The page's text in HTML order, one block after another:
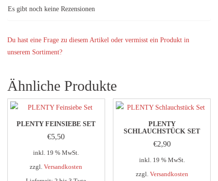
Es gibt noch keine Rezensionen
Du hast eine Frage zu diesem Artikel oder vermisst ein Produkt in
unserem Sortiment?
Ähnliche Produkte
PLENTY FEINSIEBE SET
€5,50
inkl. 19 % MwSt.
zzgl.Versandkosten
PLENTY
SCHLAUCHSTÜCK SET
€2,90
inkl. 19 % MwSt.
zzgl. Versandkosten